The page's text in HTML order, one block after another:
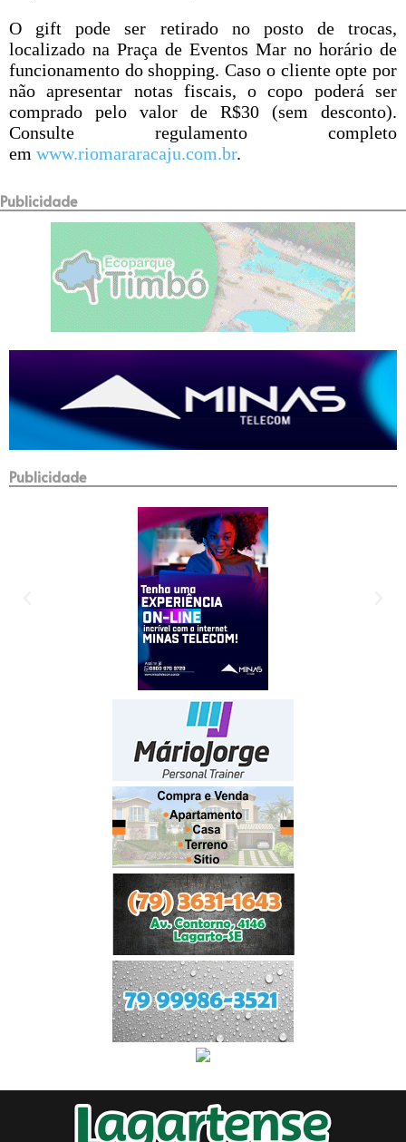
O gift pode ser retirado no posto de trocas,
localizado na Praça de Eventos Mar no horário de
funcionamento do shopping. Caso o cliente opte por
não apresentar notas fiscais, o copo poderá ser
comprado pelo valor de R$30 (sem desconto).
Consulte regulamento completo
em www.riomararacaju.com.br.
Publicidade
Publicidade